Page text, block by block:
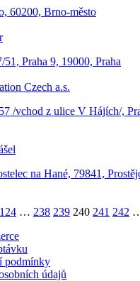
60200, Brno-město
51, Praha 9, 19000, Praha
Czech a.s.
/vchod z ulice V Hájích/,
na Hané, 79841,
124 … 238 239 240 241 242
podmínky
údajů